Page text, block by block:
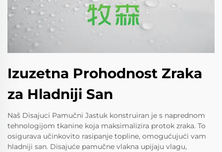
Izuzetna Prohodnost Zraka
za Hladniji San
Naš Disajuci Pamučni Jastuk konstruiran je s naprednom
tehnologijom tkanine koja maksimalizira protok zraka. To
osigurava učinkovito rasipanje topline, omogućujući vam
hladniji san. Disajuće pamučne vlakna upijaju vlagu,